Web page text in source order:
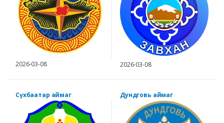
2026-03-08 2026-03-08
Сүхбаатар аймаг Дундговь аймаг